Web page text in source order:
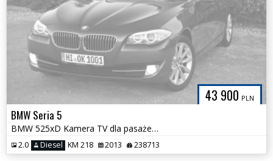
43 900 PLN
BMW Seria 5
BMW 525xD Kamera TV dla pasażerów NOWY ROZRZĄD Serwis ASO Bezwypadkowa
2.0 Diesel KM 218 2013 238713